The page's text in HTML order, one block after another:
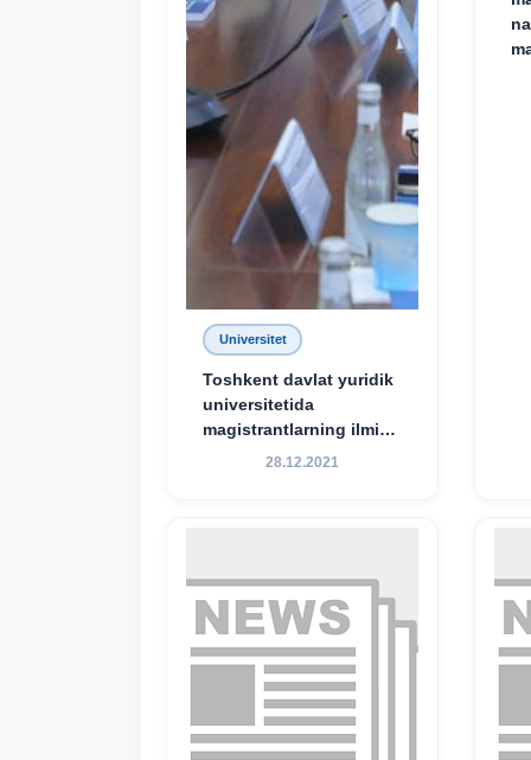
Universitet
Toshkent davlat yuridik
universitetida
magistrantlarning ilmiy-
amaliy konferensiyasi
28.12.2021